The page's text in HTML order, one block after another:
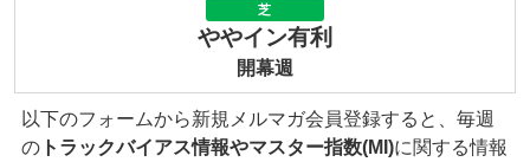
芝
ややイン有利
開幕週
以下のフォームから新規メルマガ会員登録すると、毎週
の トラックバイアス情報やマスター指数(MI)に関する情報